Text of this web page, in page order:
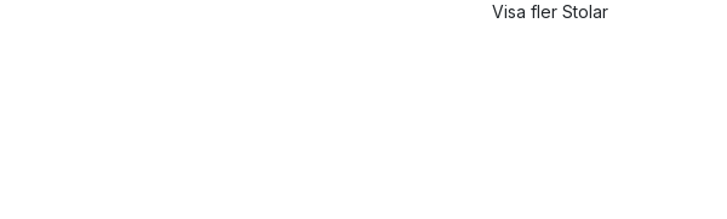
Visa fler Stolar